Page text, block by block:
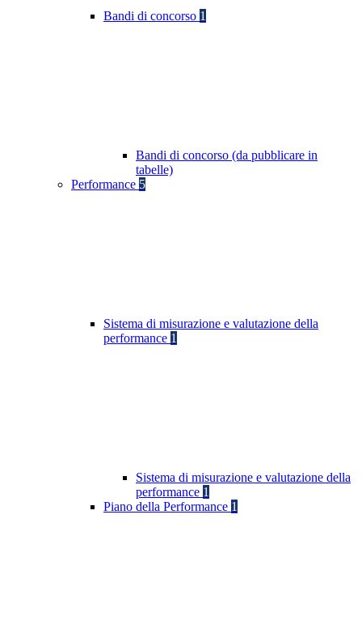
Bandi di concorso 1
Bandi di concorso (da pubblicare in
tabelle)
Performance 5
Sistema di misurazione e valutazione della
performance 1
Sistema di misurazione e valutazione della
performance 1
Piano della Performance 1